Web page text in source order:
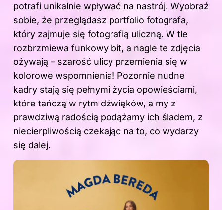
potrafi unikalnie wpływać na nastrój. Wyobraź
sobie, że przeglądasz portfolio fotografa,
który zajmuje się fotografią uliczną. W tle
rozbrzmiewa funkowy bit, a nagle te zdjęcia
ożywają – szarość ulicy przemienia się w
kolorowe wspomnienia! Pozornie nudne
kadry stają się pełnymi życia opowieściami,
które tańczą w rytm dźwięków, a my z
prawdziwą radością podążamy ich śladem, z
niecierpliwością czekając na to, co wydarzy
się dalej.